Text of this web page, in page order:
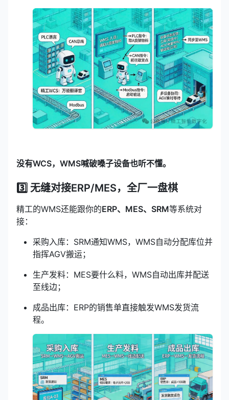
没有WCS，WMS喊破嗓子设备也听不懂。
3️⃣ 无缝对接ERP/MES，全厂一盘棋
精工的WMS还能跟你的ERP、MES、SRM等系统对
接：
采购入库：SRM通知WMS，WMS自动分配库位并
指挥AGV搬运；
生产发料：MES要什么料，WMS自动出库并配送
至线边；
成品出库：ERP的销售单直接触发WMS发货流
程。